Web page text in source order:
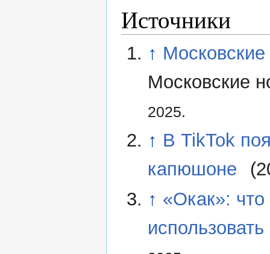
Источники
↑
Московские
2025.
↑ В TikTok
капюшоне
↑ «Окак»: что
использовать